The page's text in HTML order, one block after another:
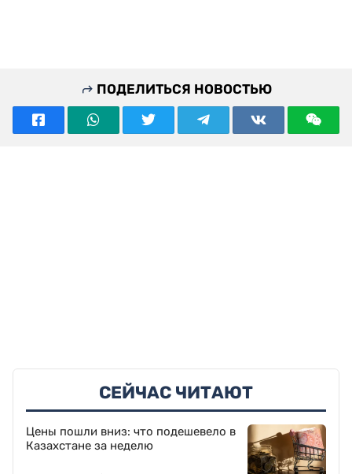
ПОДЕЛИТЬСЯ НОВОСТЬЮ
СЕЙЧАС ЧИТАЮТ
Цены пошли вниз: что подешевело в
Казахстане за неделю